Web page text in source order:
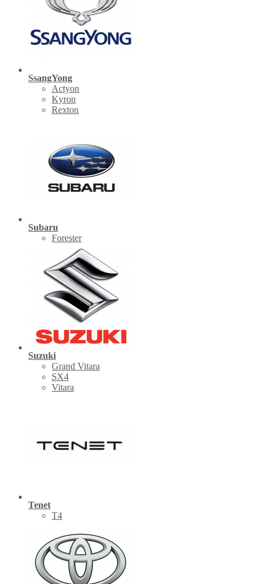
SsangYong
Actyon
Kyron
Rexton
Subaru
Forester
Suzuki
Grand Vitara
SX4
Vitara
Tenet
Т4